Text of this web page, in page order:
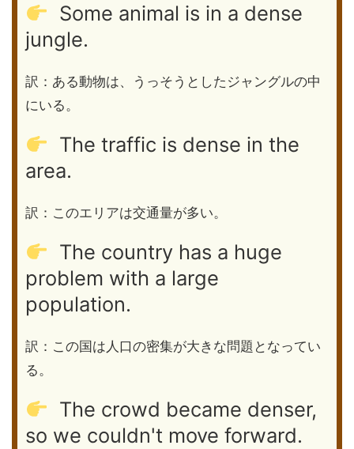
Some animal is in a dense
jungle.
訳：ある動物は、うっそうとしたジャングルの中
にいる。
The traffic is dense in the
area.
訳：このエリアは交通量が多い。
The country has a huge
problem with a large
population.
訳：この国は人口の密集が大きな問題となってい
る。
The crowd became denser,
so we couldn't move forward.